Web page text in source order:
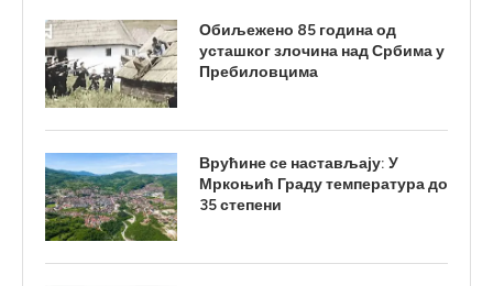
Обиљежено 85 година од
усташког злочина над Србима у
Пребиловцима
Врућине се настављају: У
Мркоњић Граду температура до
35 степени